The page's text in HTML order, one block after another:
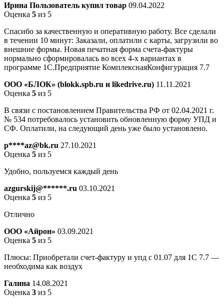
Ирина Пользователь купил товар 09.04.2022
Оценка 5 из 5
Спасибо за качественную и оперативную работу. Все сделали
в течении 10 минут: Заказали, оплатили с карты, загрузили во
внешние формы. Новая печатная форма счета-фактуры
нормально сформировалась во всех 4-х вариантах в
программе 1С.Предприятие КомплекснаяКонфигурация 7.7
ООО «БЛОК» (blokk.spb.ru и likedrive.ru) 11.11.2021
Оценка 5 из 5
В связи с постановлением Правительства РФ от 02.04.2021 г.
№ 534 потребовалось установить обновленную форму УПД и
СФ. Оплатили, на следующий день уже было установлено.
p****az@bk.ru 27.10.2021
Оценка 5 из 5
Удобно, пользуемся каждый день
azgurskij@******.ru 03.10.2021
Оценка 5 из 5
Отлично
ООО «Айрон» 03.09.2021
Оценка 5 из 5
Плюсы: Приобретали счет-фактуру и упд с 01.07 для 1С 7.7 —
необходима как воздух
Галина 14.08.2021
Оценка 3 из 5